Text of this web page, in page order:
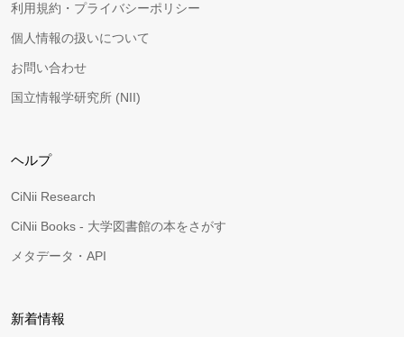
利用規約・プライバシーポリシー
個人情報の扱いについて
お問い合わせ
国立情報学研究所 (NII)
ヘルプ
CiNii Research
CiNii Books - 大学図書館の本をさがす
メタデータ・API
新着情報